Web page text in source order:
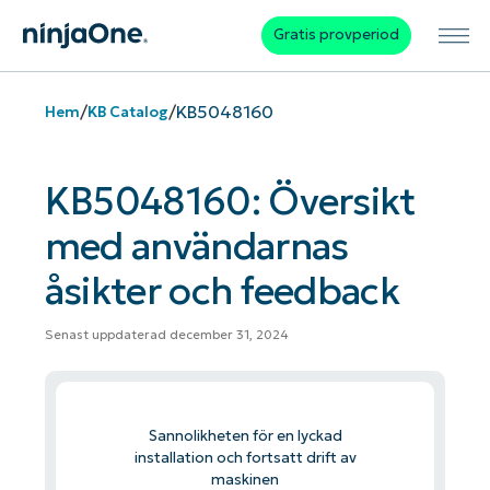
Gratis provperiod
Hem/KB Catalog/KB5048160
KB5048160: Översikt
med användarnas
åsikter och feedback
Senast uppdaterad december 31, 2024
Sannolikheten för en lyckad
installation och fortsatt drift av
maskinen